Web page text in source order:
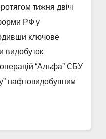
тижня двічі
РФ у
ключове
видобуток
“Альфа” СБУ
нафтовидобувним